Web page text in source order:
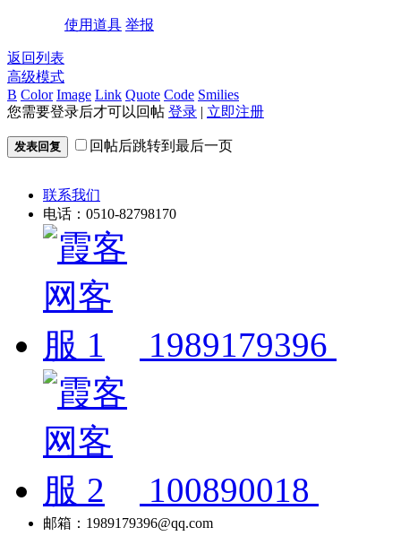
使用道具 举报
返回列表
高级模式
B Color Image Link Quote Code Smilies
您需要登录后才可以回帖 登录 | 立即注册
发表回复 回帖后跳转到最后一页
联系我们
电话：0510-82798170
1989179396
100890018
邮箱：1989179396@qq.com